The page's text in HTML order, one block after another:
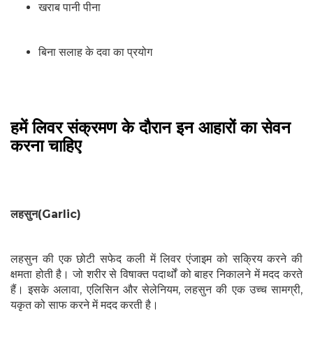
खराब पानी पीना
बिना सलाह के दवा का प्रयोग
हमें लिवर संक्रमण के दौरान इन आहारों का सेवन
करना चाहिए
लहसुन(Garlic)
लहसुन की एक छोटी सफेद कली में लिवर एंजाइम को सक्रिय करने की
क्षमता होती है। जो शरीर से विषाक्त पदार्थों को बाहर निकालने में मदद करते
हैं। इसके अलावा, एलिसिन और सेलेनियम, लहसुन की एक उच्च सामग्री,
यकृत को साफ करने में मदद करती है।